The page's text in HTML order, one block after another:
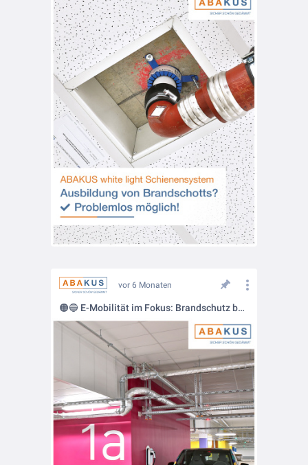
vor 6 Monaten
🟠🔵 E-Mobilität im Fokus: Brandschutz beginnt in der Tiefgarage